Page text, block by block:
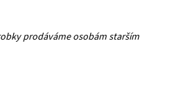
prodáváme osobám starším